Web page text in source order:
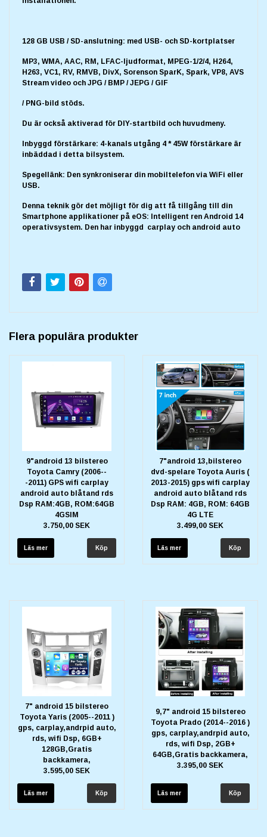
128 GB USB / SD-anslutning: med USB- och SD-kortplatser
MP3, WMA, AAC, RM, LFAC-ljudformat, MPEG-1/2/4, H264,
H263, VC1, RV, RMVB, DivX, Sorenson SparK, Spark, VP8, AVS
Stream video och JPG / BMP / JEPG / GIF
/ PNG-bild stöds.
Du är också aktiverad för DIY-startbild och huvudmeny.
Inbyggd förstärkare: 4-kanals utgång 4 * 45W förstärkare är
inbäddad i detta bilsystem.
Spegellänk: Den synkroniserar din mobiltelefon via WiFi eller
USB.
Denna teknik gör det möjligt för dig att få tillgång till din
Smartphone applikationer på eOS: Intelligent ren Android 14
operativsystem. Den har inbyggd carplay och android auto
Flera populära produkter
9"android 13 bilstereo
Toyota Camry (2006--
-2011) GPS wifi carplay
android auto blåtand rds
Dsp RAM:4GB, ROM:64GB
4GSIM
3.750,00 SEK
Läs mer
7"android 13,bilstereo
dvd-spelare Toyota Auris (
2013-2015) gps wifi carplay
android auto blåtand rds
Dsp RAM: 4GB, ROM: 64GB
4G LTE
3.499,00 SEK
Läs mer
7" android 15 bilstereo
Toyota Yaris (2005--2011 )
gps, carplay,andrpid auto,
rds, wifi Dsp, 6GB+
128GB,Gratis
backkamera,
3.595,00 SEK
Läs mer
9,7" android 15 bilstereo
Toyota Prado (2014--2016 )
gps, carplay,andrpid auto,
rds, wifi Dsp, 2GB+
64GB,Gratis backkamera,
3.395,00 SEK
Läs mer